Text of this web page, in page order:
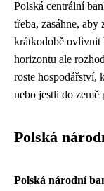
Polská centrální
třeba, zasáhne,
krátkodobě ovlivnit
horizontu ale
roste hospodářství,
nebo jestli do země
Polská
Polská národní